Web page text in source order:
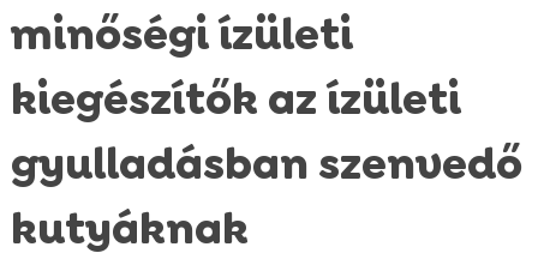
minőségi ízületi
kiegészítők az ízületi
gyulladásban szenvedő
kutyáknak